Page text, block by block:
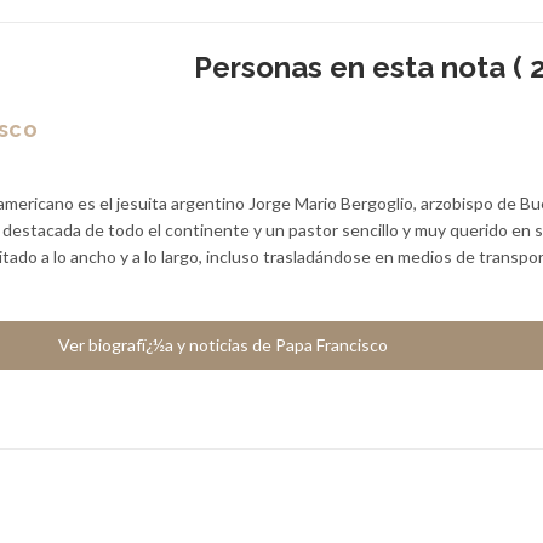
Personas en esta nota (
es el jesuita argentino Jorge Mario Bergoglio, arzobispo de
destacada de todo el continente y un pastor sencillo y muy querido en
a lo ancho y a lo largo, incluso trasladándose en medios de
Ver biografï¿½a y noticias de Papa Francisco